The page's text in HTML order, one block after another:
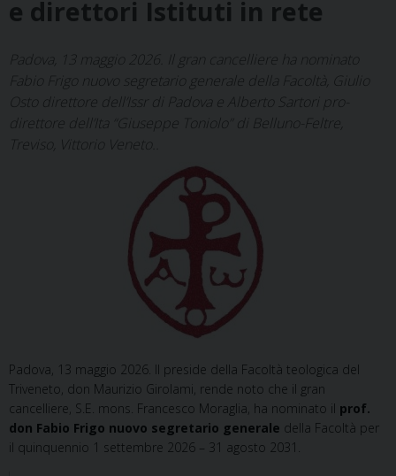
e direttori Istituti in rete
Padova, 13 maggio 2026. Il gran cancelliere ha nominato
Fabio Frigo nuovo segretario generale della Facoltà, Giulio
Osto direttore dell’Issr di Padova e Alberto Sartori pro-
direttore dell’Ita “Giuseppe Toniolo” di Belluno-Feltre,
Treviso, Vittorio Veneto..
Padova, 13 maggio 2026. Il preside della Facoltà teologica del
Triveneto, don Maurizio Girolami, rende noto che il gran
cancelliere, S.E. mons. Francesco Moraglia, ha nominato il prof.
don Fabio Frigo nuovo segretario generale della Facoltà per
il quinquennio 1 settembre 2026 – 31 agosto 2031.